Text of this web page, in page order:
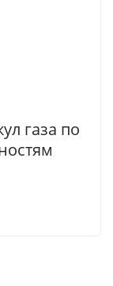
газа по